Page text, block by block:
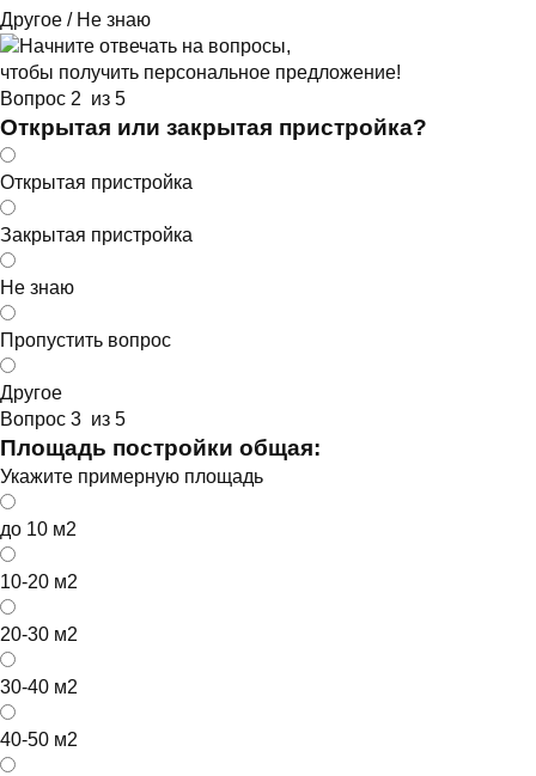
Другое / Не знаю
Начните отвечать на вопросы,
чтобы получить персональное предложение!
Вопрос 2 из 5
Открытая или закрытая пристройка?
Открытая пристройка
Закрытая пристройка
Не знаю
Пропустить вопрос
Другое
Вопрос 3 из 5
Площадь постройки общая:
Укажите примерную площадь
до 10 м2
10-20 м2
20-30 м2
30-40 м2
40-50 м2